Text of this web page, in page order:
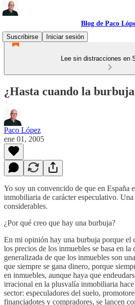
Blog de Paco
Suscribirse
Iniciar sesión
Lee sin distracciones en
¿Hasta cuando la
Paco López
ene 01, 2005
Yo soy un convencido de que en España
inmobiliaria de carácter especulativo.
considerables.
¿Por qué creo que hay una burbuja?
En mi opinión hay una burbuja porque el
los precios de los inmuebles se basa en la
generalizada de que los inmuebles son
que siempre se gana dinero, porque
en inmuebles, aunque haya que
irracional en la plusvalía inmobiliaria
sector: especuladores del suelo,
financiadotes y compradores, se lancen